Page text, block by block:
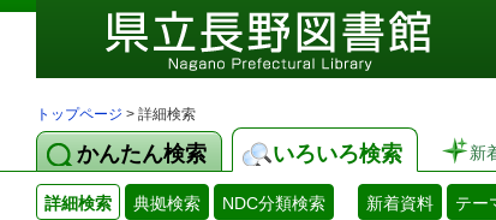
トップページ > 詳細検索
かんたん検索 いろいろ検索 新
詳細検索 典拠検索 NDC分類検索 新着資料 テー